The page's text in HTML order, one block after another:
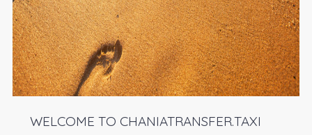
WELCOME TO CHANIATRANSFER.TAXI